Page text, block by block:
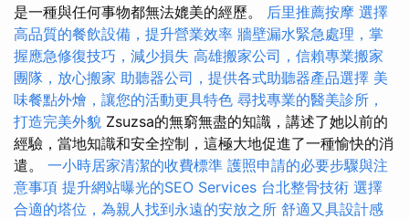
是一種與任何事物都無法媲美的經歷。 后里推薦按摩 選擇
高品質的餐飲設備，提升營業效率 牆壁漏水緊急處理，掌
握應急修復技巧，減少損失 高雄搬家公司，信賴專業搬家
團隊，放心搬家 助聽器公司，提供各式助聽器產品選擇 美
味餐點外燴，讓您的活動更具特色 尋找專業的醫美診所，
打造完美外貌 Zsuzsa的無窮無盡的知識，講述了她以前的
經驗，當地知識和安全控制，這極大地促進了一種愉快的消
遣。 一小時居家清潔的收費標準 護照申請的必要步驟與注
意事項 提升網站曝光的SEO Services 台北整骨技術 選擇
合適的塔位，為親人找到永遠的安放之所 舒適又具設計感